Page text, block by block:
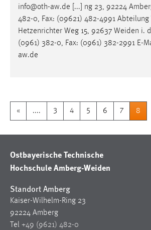
info@oth-aw.de [...] ng 23, 92224
482-0, Fax: (09621) 482-4991 Abteilung
Hetzenrichter Weg 15, 92637 Weiden i.
(0961) 382-0, Fax: (0961) 382-2991 E-
aw.de
« .... 3 4 5 6 7 8
Ostbayerische Technische
Hochschule Amberg-Weiden
Standort Amberg
Kaiser-Wilhelm-Ring 23
92224 Amberg
Tel +49 (9621) 482-0